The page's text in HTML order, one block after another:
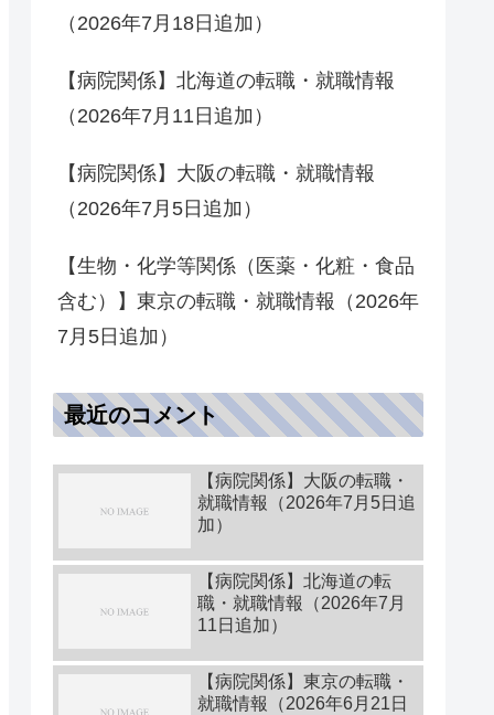
（2026年7月18日追加）
【病院関係】北海道の転職・就職情報
（2026年7月11日追加）
【病院関係】大阪の転職・就職情報
（2026年7月5日追加）
【生物・化学等関係（医薬・化粧・食品
含む）】東京の転職・就職情報（2026年
7月5日追加）
最近のコメント
【病院関係】大阪の転職・
就職情報（2026年7月5日追
加）
【病院関係】北海道の転
職・就職情報（2026年7月
11日追加）
【病院関係】東京の転職・
就職情報（2026年6月21日